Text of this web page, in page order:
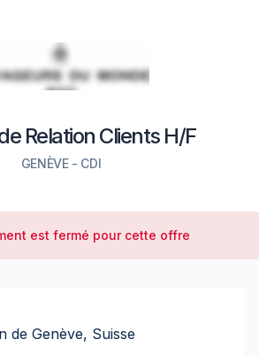
Relation Clients H/F
GENÈVE - CDI
est fermé pour cette offre
de Genève, Suisse